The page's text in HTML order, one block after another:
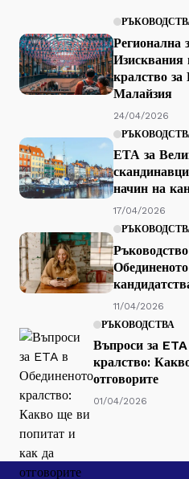
Регионална
Изисквания
кралство
Малайзия
24/04/2026
ЕТА за
начин на
17/04/2026
11/04/2026
РЪКОВОДСТВА
Въпроси за
кралство:
отговорите
01/04/2026